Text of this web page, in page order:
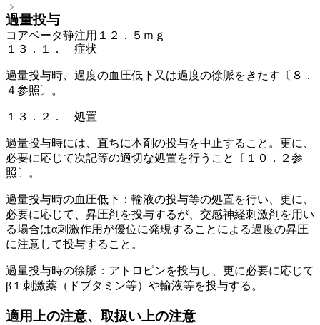
コアベータ静注用１２．５ｍｇ
過量投与
１３．１． 症状
過量投与時、過度の血圧低下又は過度の徐脈をきたす〔８．
４参照〕。
１３．２． 処置
過量投与時には、直ちに本剤の投与を中止すること。更に、
必要に応じて次記等の適切な処置を行うこと〔１０．２参
照〕。
過量投与時の血圧低下：輸液の投与等の処置を行い、更に、
必要に応じて、昇圧剤を投与するが、交感神経刺激剤を用い
る場合はα刺激作用が優位に発現することによる過度の昇圧
に注意して投与すること。
過量投与時の徐脈：アトロピンを投与し、更に必要に応じて
β１刺激薬（ドブタミン等）や輸液等を投与する。
適用上の注意、取扱い上の注意